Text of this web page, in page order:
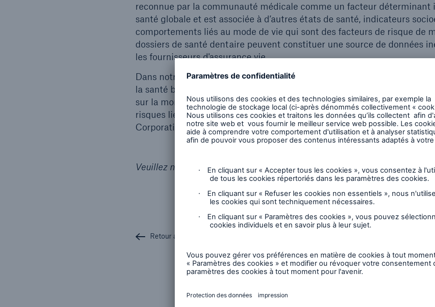
reconnue par la communauté médicale comme un facteur
santé globale et est associée à d’autres états de santé, indicateurs
comportements liés au mode de vie qui sont des facteurs de risque de
dossiers de santé dentaire peuvent constituer une source de données
les fournisseurs d'assurance vie.
Dans notre récente publication, Munich Re É.-U. (vie) explore certaines
la santé bucco-dentaire et la santé générale, l’impact d’une mauvaise
sur la mortalité due au tabagisme et les nouvelles sources de données
risques liées aux dossiers dentaires, en particulier leTobacco Score de
Corporation.
Veuillez noter que cet article est disponible en anglais seulement.
Retour au sommaire
Segmentation du risque Consommation
Article